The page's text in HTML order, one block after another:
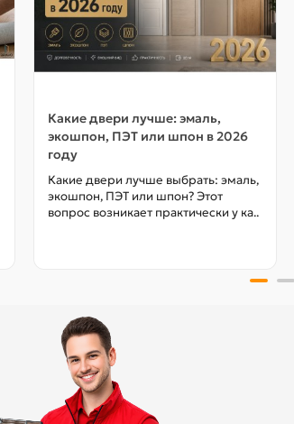
Какие двери лучше: эмаль,
экошпон, ПЭТ или шпон в 2026
году
Какие двери лучше выбрать: эмаль,
экошпон, ПЭТ или шпон? Этот
вопрос возникает практически у ка..